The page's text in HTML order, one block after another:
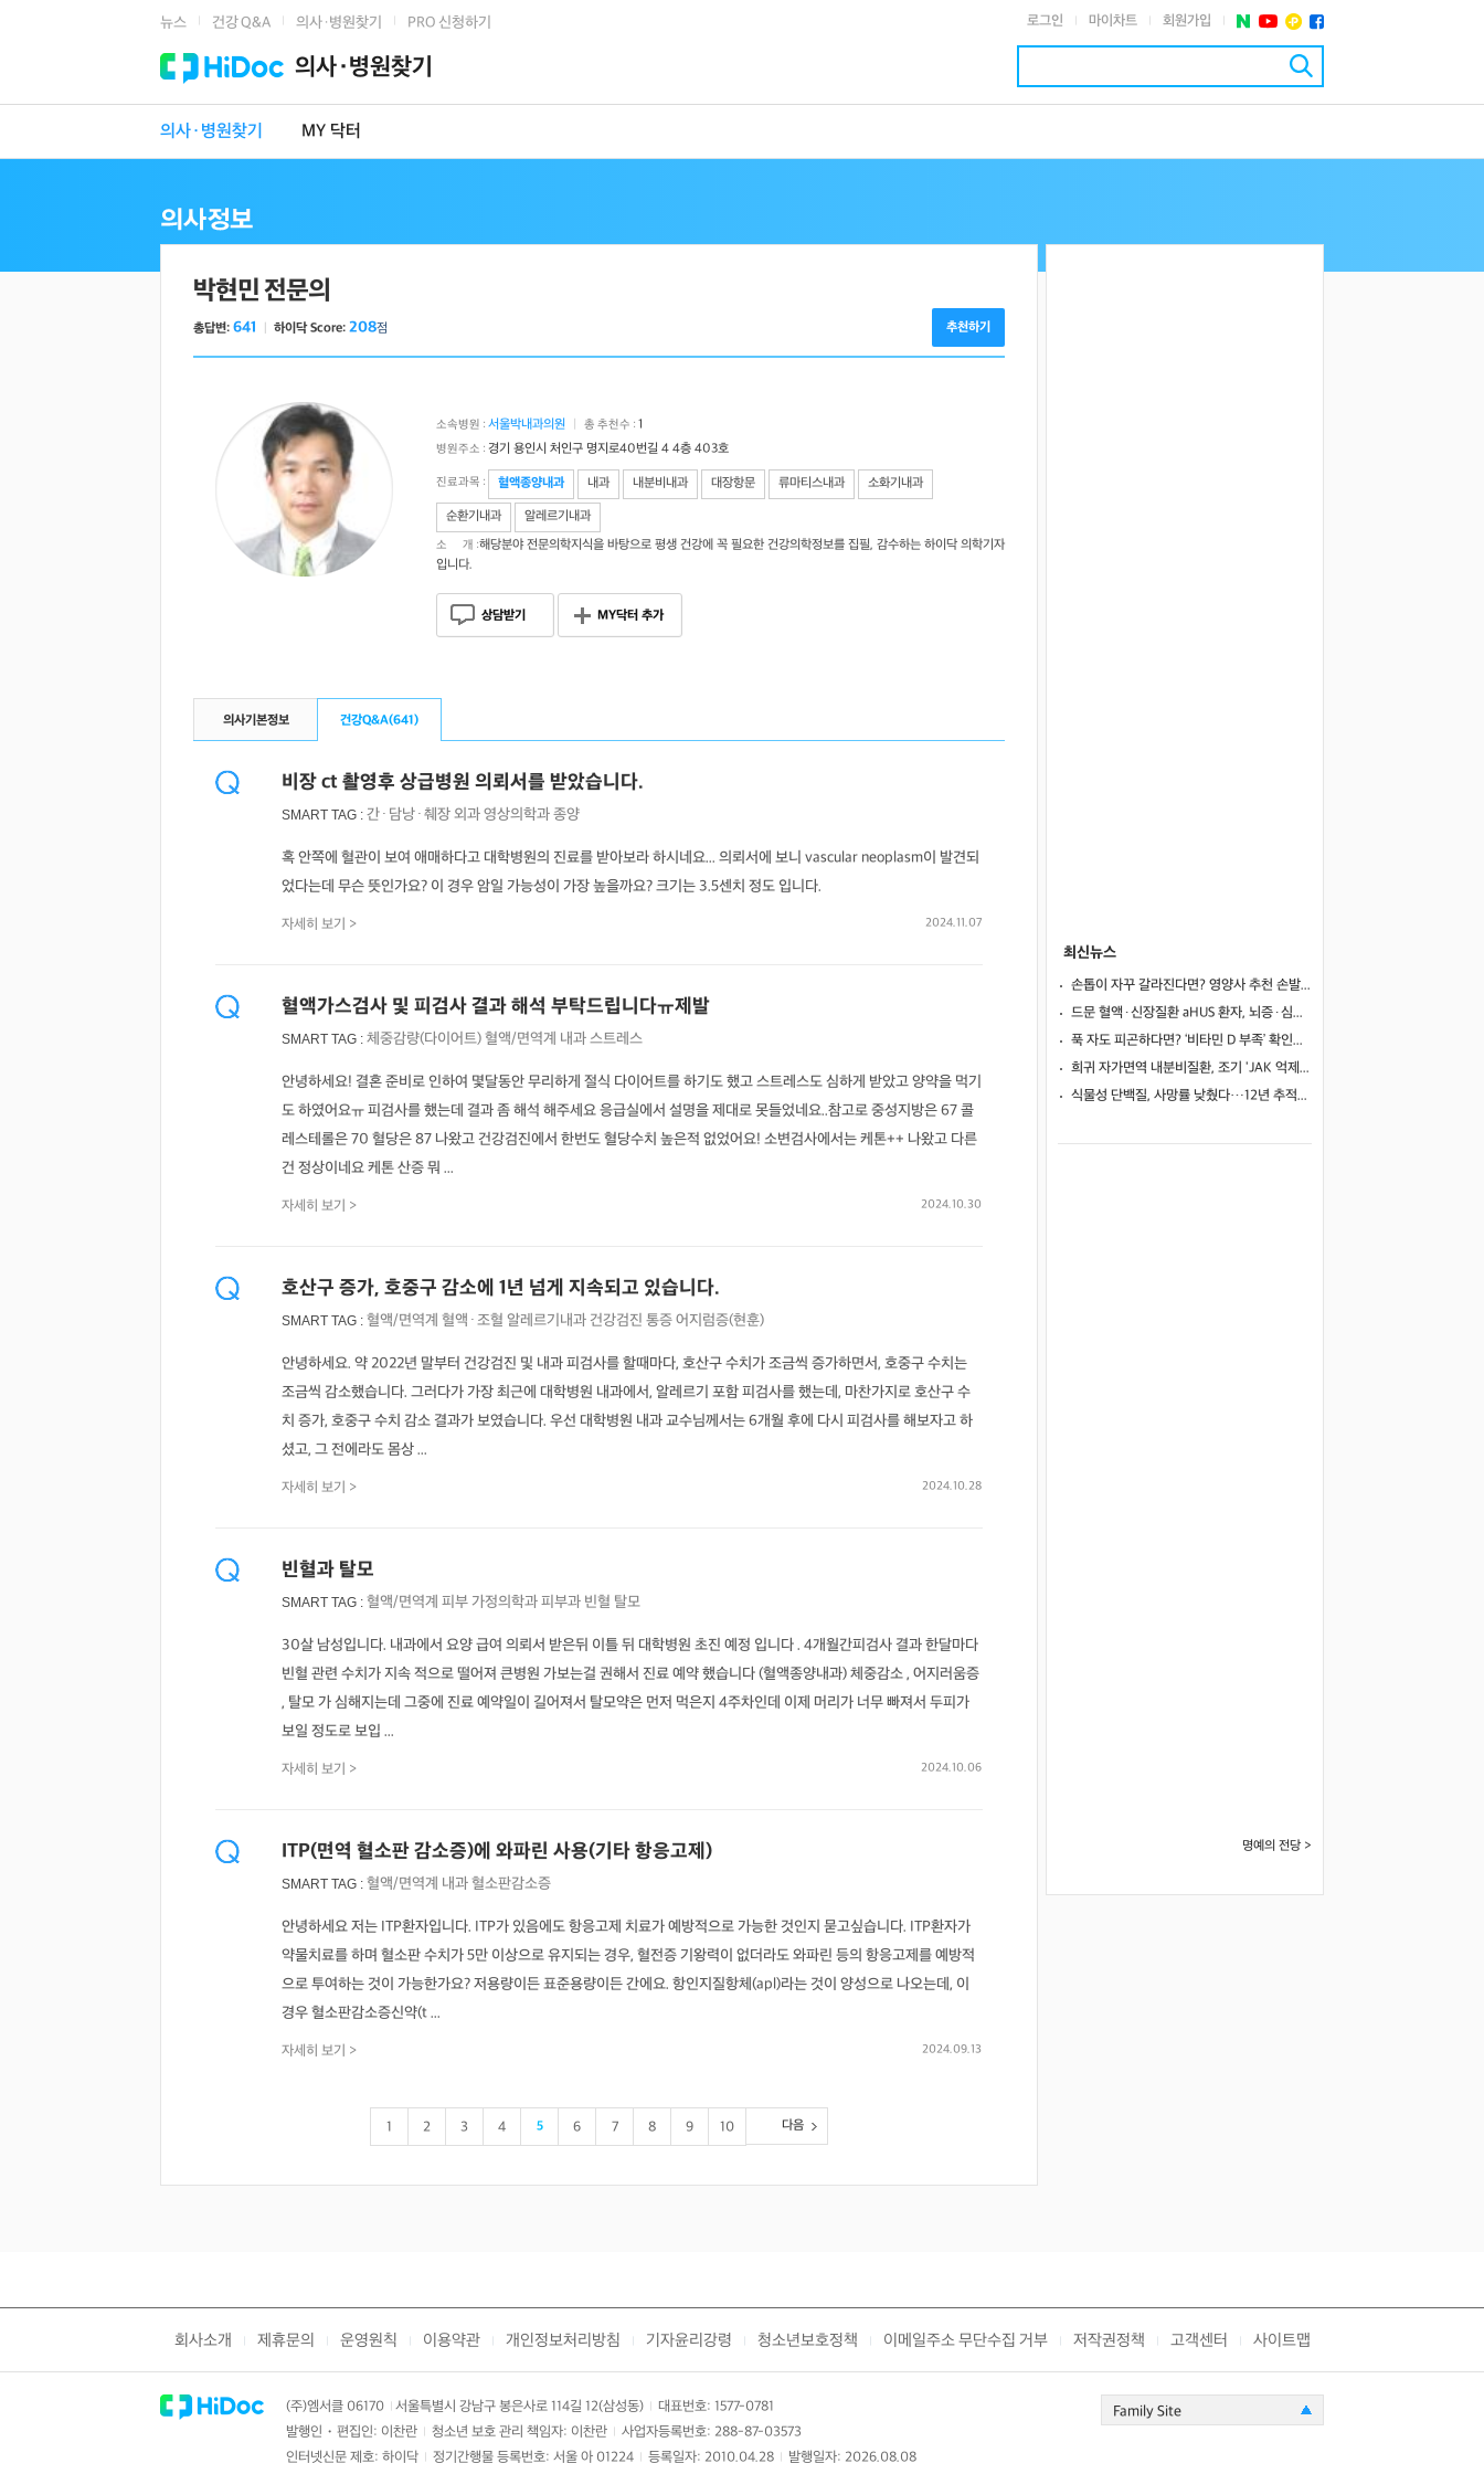
뉴스 건강 Q&A 의사·병원찾기 PRO 신청하기 로그인 마이차트 회원가입
의사·병원찾기
의사·병원찾기 MY 닥터
박현민 전문의
총답변: 641 하이닥 Score: 208점 추천하기
소속병원 : 서울박내과의원 총 추천수 : 1
병원주소 : 경기 용인시 처인구 명지로40번길 4 4층 403호
진료과목 : 혈액종양내과 내과 내분비내과 대장항문 류마티스내과
소화기내과
순환기내과
알레르기내과
소 개 :해당분야 전문의학지식을 바탕으로 평생 건강에 꼭 필요한 건강의학정보를 집필, 감수하는 하이닥 의학기자
입니다.
상담받기 MY닥터 추가
의사기본정보 건강Q&A(641)
비장 ct 촬영후 상급병원 의뢰서를 받았습니다.
SMART TAG : 간·담낭·췌장외과영상의학과종양
혹 안쪽에 혈관이 보여 애매하다고 대학병원의 진료를 받아보라 하시네요... 의뢰서에 보니 vascular neoplasm이 발견되
었다는데 무슨 뜻인가요? 이 경우 암일 가능성이 가장 높을까요? 크기는 3.5센치 정도 입니다.
자세히 보기 > 2024.11.07
혈액가스검사 및 피검사 결과 해석 부탁드립니다ㅠ제발
SMART TAG : 체중감량(다이어트)혈액/면역계 내과스트레스
안녕하세요! 결혼 준비로 인하여 몇달동안 무리하게 절식 다이어트를 하기도 했고 스트레스도 심하게 받았고 양약을 먹기
도 하였어요ㅠ 피검사를 했는데 결과 좀 해석 해주세요 응급실에서 설명을 제대로 못들었네요..참고로 중성지방은 67 콜
레스테롤은 70 혈당은 87 나왔고 건강검진에서 한번도 혈당수치 높은적 없었어요! 소변검사에서는 케톤++ 나왔고 다른
건 정상이네요 케톤 산증 뭐 ...
자세히 보기 > 2024.10.30
호산구 증가, 호중구 감소에 1년 넘게 지속되고 있습니다.
SMART TAG : 혈액/면역계 혈액·조혈 알레르기내과 건강검진 통증어지럼증(현훈)
안녕하세요. 약 2022년 말부터 건강검진 및 내과 피검사를 할때마다, 호산구 수치가 조금씩 증가하면서, 호중구 수치는
조금씩 감소했습니다. 그러다가 가장 최근에 대학병원 내과에서, 알레르기 포함 피검사를 했는데, 마찬가지로 호산구 수
치 증가, 호중구 수치 감소 결과가 보였습니다. 우선 대학병원 내과 교수님께서는 6개월 후에 다시 피검사를 해보자고 하
셨고, 그 전에라도 몸상 ...
자세히 보기 > 2024.10.28
빈혈과 탈모
SMART TAG : 혈액/면역계 피부 가정의학과피부과 빈혈 탈모
30살 남성입니다. 내과에서 요양 급여 의뢰서 받은뒤 이틀 뒤 대학병원 초진 예정 입니다 . 4개월간피검사 결과 한달마다
빈혈 관련 수치가 지속 적으로 떨어져 큰병원 가보는걸 권해서 진료 예약 했습니다 (혈액종양내과) 체중감소 , 어지러움증
, 탈모 가 심해지는데 그중에 진료 예약일이 길어져서 탈모약은 먼저 먹은지 4주차인데 이제 머리가 너무 빠져서 두피가
보일 정도로 보입 ...
자세히 보기 > 2024.10.06
ITP(면역 혈소판 감소증)에 와파린 사용(기타 항응고제)
SMART TAG : 혈액/면역계 내과혈소판감소증
안녕하세요 저는 ITP환자입니다. ITP가 있음에도 항응고제 치료가 예방적으로 가능한 것인지 묻고싶습니다. ITP환자가
약물치료를 하며 혈소판 수치가 5만 이상으로 유지되는 경우, 혈전증 기왕력이 없더라도 와파린 등의 항응고제를 예방적
으로 투여하는 것이 가능한가요? 저용량이든 표준용량이든 간에요. 항인지질항체(apl)라는 것이 양성으로 나오는데, 이
경우 혈소판감소증신약(t ...
자세히 보기 > 2024.09.13
1 2 3 4 5 6 7 8 9 10 다음
최신뉴스
손톱이 자꾸 갈라진다면? 영양사 추천 손발톱 강화 음식 5가지
드문 혈액·신장질환 aHUS 환자, 뇌증·심근병증 겹쳤지만…조기 보체억제치료로 신경학적 회복 보여
푹 자도 피곤하다면? ‘비타민 D 부족’ 확인해야
희귀 자가면역 내분비질환, 조기 'JAK 억제제'로 진행 막고 호르몬 기능 되살렸다
식물성 단백질, 사망률 낮췄다…12년 추적서 35% 감소
명예의 전당 >
회사소개 제휴문의 운영원칙 이용약관 개인정보처리방침 기자윤리강령 청소년보호정책 이메일주소 무단수집 거부 저작권정책 고객센터 사이트맵
(주)엠서클 06170 서울특별시 강남구 봉은사로 114길 12(삼성동)
대표번호: 1577-0781
발행인・편집인: 이찬란
청소년 보호 관리 책임자: 이찬란
사업자등록번호: 288-87-03573
인터넷신문 제호: 하이닥
정기간행물 등록번호: 서울 아 01224 등록일자: 2010.04.28 발행일자: 2026.08.08
Family Site